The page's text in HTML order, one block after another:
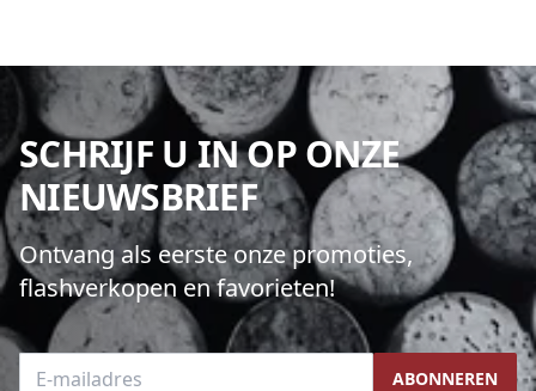
SCHRIJF U IN OP ONZE
NIEUWSBRIEF
Ontvang als eerste onze promoties,
flashverkopen en favorieten!
E-mailadres ABONNEREN